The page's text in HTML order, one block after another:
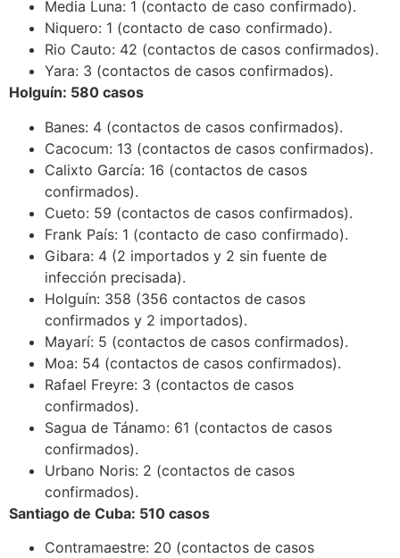
Media Luna: 1 (contacto de caso confirmado).
Niquero: 1 (contacto de caso confirmado).
Rio Cauto: 42 (contactos de casos confirmados).
Yara: 3 (contactos de casos confirmados).
Holguín: 580 casos
Banes: 4 (contactos de casos confirmados).
Cacocum: 13 (contactos de casos confirmados).
Calixto García: 16 (contactos de casos
confirmados).
Cueto: 59 (contactos de casos confirmados).
Frank País: 1 (contacto de caso confirmado).
Gibara: 4 (2 importados y 2 sin fuente de
infección precisada).
Holguín: 358 (356 contactos de casos
confirmados y 2 importados).
Mayarí: 5 (contactos de casos confirmados).
Moa: 54 (contactos de casos confirmados).
Rafael Freyre: 3 (contactos de casos
confirmados).
Sagua de Tánamo: 61 (contactos de casos
confirmados).
Urbano Noris: 2 (contactos de casos
confirmados).
Santiago de Cuba: 510 casos
Contramaestre: 20 (contactos de casos